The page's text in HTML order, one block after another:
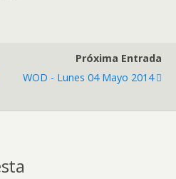
Próxima Entrada
WOD - Lunes 04 Mayo 2014